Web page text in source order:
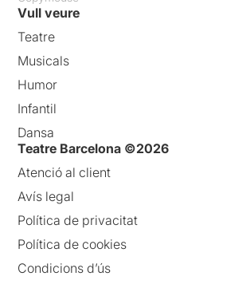
Vull veure
Teatre
Musicals
Humor
Infantil
Dansa
Teatre Barcelona ©2026
Atenció al client
Avís legal
Política de privacitat
Política de cookies
Condicions d’ús